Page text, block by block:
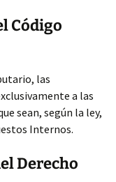
Código
las
a las
sean, según la ley,
Internos.
Derecho